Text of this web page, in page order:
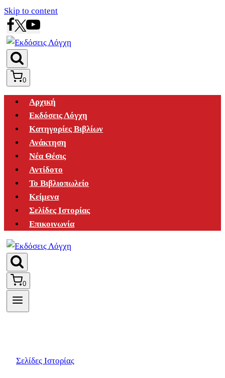
Skip to content
0
Αρχική
Εκδόσεις Λόγχη
Κατηγορίες Βιβλίων
Ανάκτηση
Νέα Θέσις
Αντίδοτο
Το Βιβλιοπωλείο
Κείμενα
Σελίδες Ιστορίας
Επικοινωνία
0
Σελίδες Ιστορίας